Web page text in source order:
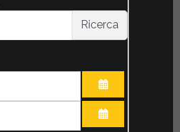
Ricerca
ABRIR EL